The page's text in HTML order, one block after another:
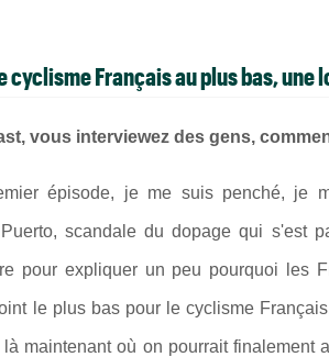
Français au plus bas, une
vous interviewez des gens,
épisode, je me suis penché, je
scandale du dopage qui s'est
pour expliquer un peu pourquoi les
le plus bas pour le cyclisme
maintenant où on pourrait finalement